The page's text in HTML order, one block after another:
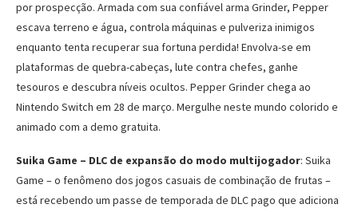
por prospecção. Armada com sua confiável arma Grinder, Pepper
escava terreno e água, controla máquinas e pulveriza inimigos
enquanto tenta recuperar sua fortuna perdida! Envolva-se em
plataformas de quebra-cabeças, lute contra chefes, ganhe
tesouros e descubra níveis ocultos. Pepper Grinder chega ao
Nintendo Switch em 28 de março. Mergulhe neste mundo colorido e
animado com a demo gratuita.
Suika Game – DLC de expansão do modo multijogador: Suika
Game – o fenômeno dos jogos casuais de combinação de frutas –
está recebendo um passe de temporada de DLC pago que adiciona